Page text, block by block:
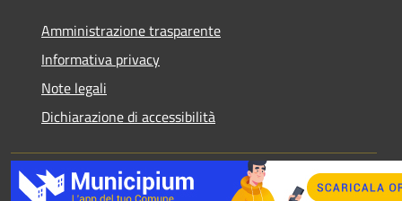
Amministrazione trasparente
Informativa privacy
Note legali
Dichiarazione di accessibilità